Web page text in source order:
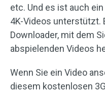
etc. Und es ist auch
4K-Videos unterstützt.
Downloader, mit dem
abspielenden Videos
Wenn Sie ein Video
diesem kostenlosen